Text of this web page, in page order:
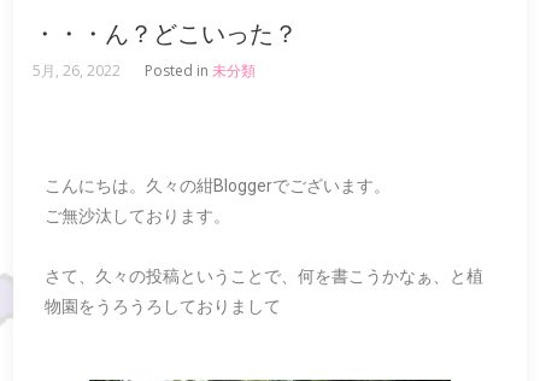
・・・ん？どこいった？
5月, 26, 2022 Posted in未分類
こんにちは。久々の紺Bloggerでございます。
ご無沙汰しております。
さて、久々の投稿ということで、何を書こうかなぁ、と植
物園をうろうろしておりまして